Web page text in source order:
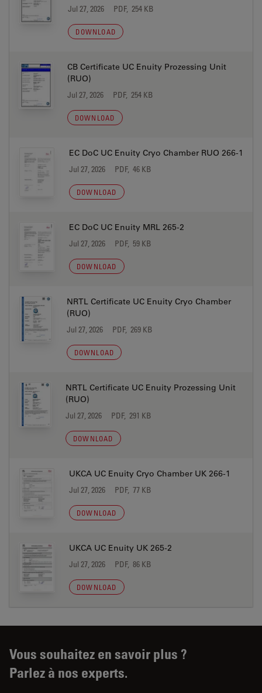
Jul 27, 2026 PDF, 254 KB
DOWNLOAD
CB Certificate UC Enuity Prozessing Unit
(RUO)
Jul 27, 2026 PDF, 254 KB
DOWNLOAD
EC DoC UC Enuity Cryo Chamber RUO 266-1
Jul 27, 2026 PDF, 46 KB
DOWNLOAD
EC DoC UC Enuity MRL 265-2
Jul 27, 2026 PDF, 59 KB
DOWNLOAD
NRTL Certificate UC Enuity Cryo Chamber
(RUO)
Jul 27, 2026 PDF, 269 KB
DOWNLOAD
NRTL Certificate UC Enuity Prozessing Unit
(RUO)
Jul 27, 2026 PDF, 291 KB
DOWNLOAD
UKCA UC Enuity Cryo Chamber UK 266-1
Jul 27, 2026 PDF, 77 KB
DOWNLOAD
UKCA UC Enuity UK 265-2
Jul 27, 2026 PDF, 86 KB
DOWNLOAD
Vous souhaitez en savoir plus ?
Parlez à nos experts.